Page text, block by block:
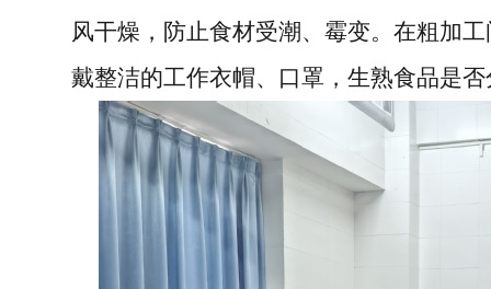
风干燥，防止食材受潮、霉变。在粗加
戴整洁的工作衣帽、口罩，生熟食品是